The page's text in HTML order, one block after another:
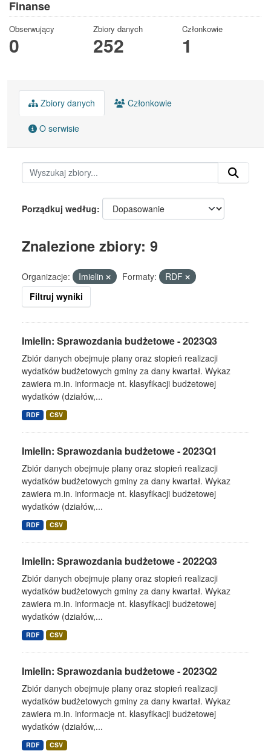
Finanse
Obserwujący
0
Zbiory danych
252
Członkowie
1
Zbiory danych Członkowie
O serwisie
Porządkuj według
Znalezione zbiory: 9
Organizacje: Imielin Formaty:
RDF
Filtruj wyniki
Imielin: Sprawozdania budżetowe - 2023Q3
Zbiór danych obejmuje plany oraz stopień realizacji
wydatków budżetowych gminy za dany kwartał. Wykaz
zawiera m.in. informacje nt. klasyfikacji budżetowej
wydatków (działów,...
RDF CSV
Imielin: Sprawozdania budżetowe - 2023Q1
Zbiór danych obejmuje plany oraz stopień realizacji
wydatków budżetowych gminy za dany kwartał. Wykaz
zawiera m.in. informacje nt. klasyfikacji budżetowej
wydatków (działów,...
RDF CSV
Imielin: Sprawozdania budżetowe - 2022Q3
Zbiór danych obejmuje plany oraz stopień realizacji
wydatków budżetowych gminy za dany kwartał. Wykaz
zawiera m.in. informacje nt. klasyfikacji budżetowej
wydatków (działów,...
RDF CSV
Imielin: Sprawozdania budżetowe - 2023Q2
Zbiór danych obejmuje plany oraz stopień realizacji
wydatków budżetowych gminy za dany kwartał. Wykaz
zawiera m.in. informacje nt. klasyfikacji budżetowej
wydatków (działów,...
RDF CSV